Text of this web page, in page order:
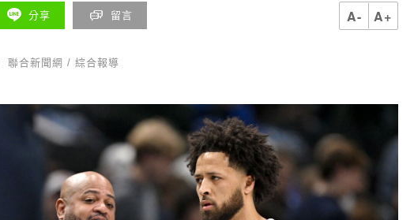
分享 留言 A- A+
聯合新聞網 / 綜合報導